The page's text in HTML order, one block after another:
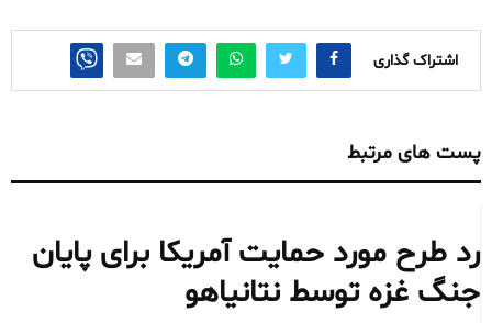
اشتراک گذاری
پست های مرتبط
رد طرح مورد حمایت آمریکا برای پایان
جنگ غزه توسط نتانیاهو